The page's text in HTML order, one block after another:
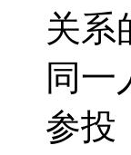
关系
同一
参投